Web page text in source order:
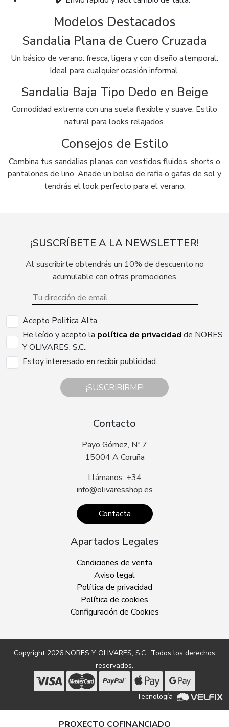
Modelos Destacados
Sandalia Plana de Cuero Cruzada
Un básico de verano: fresca, ligera y con diseño atemporal.
Ideal para cualquier ocasión informal.
Sandalia Baja Tipo Dedo en Beige
Comodidad extrema con una suela flexible y suave. Estilo
natural para looks relajados.
Consejos de Estilo
Combina tus sandalias planas con vestidos fluidos, shorts o
pantalones de lino. Añade un bolso de rafia o gafas de sol y
tendrás el look perfecto para el verano.
¡SUSCRÍBETE A LA NEWSLETTER!
Al suscribirte obtendrás un 10% de descuento no
acumulable con otras promociones
Acepto Politica Alta
He leído y acepto la política de privacidad de NORES
Y OLIVARES, S.C..
Estoy interesado en recibir publicidad.
¡SUSCRIBIRME!
Contacto
Payo Gómez, Nº 7
15004 A Coruña
Llámanos: +34
info@olivaresshop.es
Contacta
Apartados Legales
Condiciones de venta
Aviso legal
Política de privacidad
Política de cookies
Configuración de Cookies
Copyright 2026 NORES Y OLIVARES, S.C.. Todos los derechos
reservados.
Tecnología
PROXECTO COFINANCIADO